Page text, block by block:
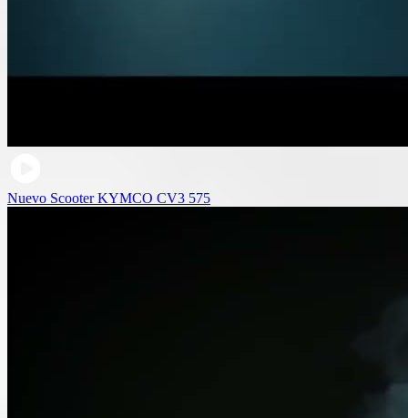
Nuevo Scooter KYMCO CV3 575